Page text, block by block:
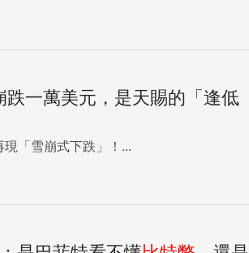
跌一萬美元，是天賜的「逢低
現「雪崩式下跌」！...